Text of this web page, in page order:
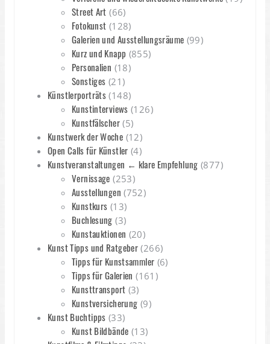
Street Art (66)
Fotokunst (128)
Galerien und Ausstellungsräume (99)
Kurz und Knapp (855)
Personalien (18)
Sonstiges (21)
Künstlerporträts (148)
Kunstinterviews (126)
Kunstfälscher(5)
Kunstwerk der Woche (12)
Open Calls für Künstler (4)
Kunstveranstaltungen ← klare Empfehlung (877)
Vernissage (253)
Ausstellungen (752)
Kunstkurs (13)
Buchlesung (3)
Kunstauktionen (20)
Kunst Tipps und Ratgeber (266)
Tipps für Kunstsammler (6)
Tipps für Galerien (161)
Kunsttransport (3)
Kunstversicherung (9)
Kunst Buchtipps (33)
Kunst Bildbände (13)